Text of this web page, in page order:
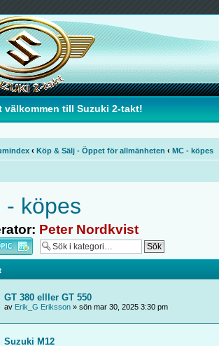
välkommen till Suzuki 2-takt!
‹ Köp & Sälj - Öppet för allmänheten ‹ MC - köpes
- köpes
Peter Nordkvist
tråd
GT 380 elller GT 550
av Erik_G Eriksson » sön mar 30, 2025 3:30 pm
Suzuki M12